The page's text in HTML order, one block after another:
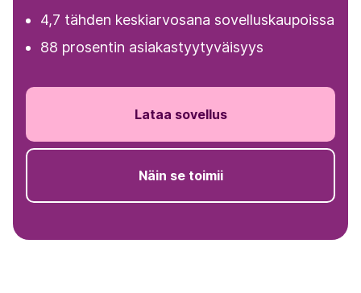
4,7 tähden keskiarvosana sovelluskaupoissa
88 prosentin asiakastyytyväisyys
Lataa sovellus
Näin se toimii